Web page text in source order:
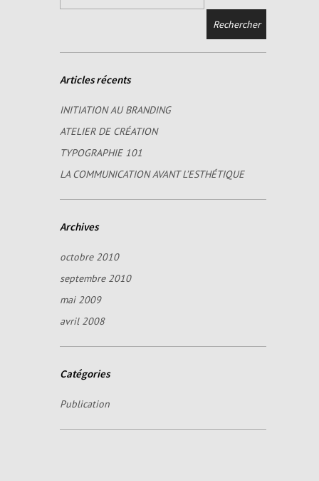
Articles récents
INITIATION AU BRANDING
ATELIER DE CRÉATION
TYPOGRAPHIE 101
LA COMMUNICATION AVANT L’ESTHÉTIQUE
Archives
octobre 2010
septembre 2010
mai 2009
avril 2008
Catégories
Publication